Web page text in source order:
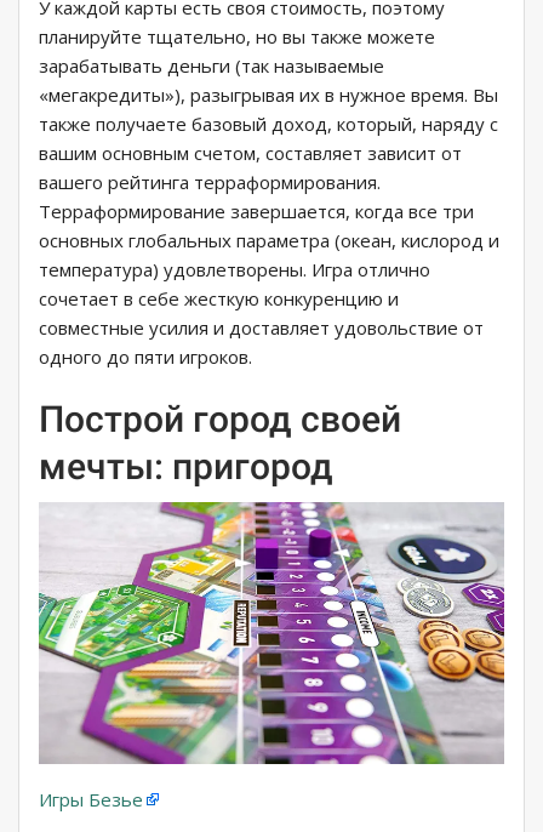
У каждой карты есть своя стоимость, поэтому
планируйте тщательно, но вы также можете
зарабатывать деньги (так называемые
«мегакредиты»), разыгрывая их в нужное время. Вы
также получаете базовый доход, который, наряду с
вашим основным счетом, составляет зависит от
вашего рейтинга терраформирования.
Терраформирование завершается, когда все три
основных глобальных параметра (океан, кислород и
температура) удовлетворены. Игра отлично
сочетает в себе жесткую конкуренцию и
совместные усилия и доставляет удовольствие от
одного до пяти игроков.
Построй город своей
мечты: пригород
Игры Безье